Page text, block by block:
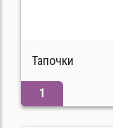
Тапочки
1